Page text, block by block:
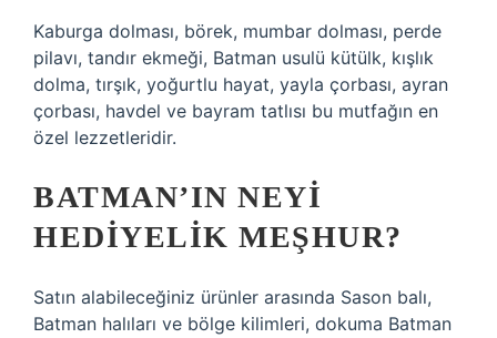
Kaburga dolması, börek, mumbar dolması, perde
pilavı, tandır ekmeği, Batman usulü kütülk, kışlık
dolma, tırşık, yoğurtlu hayat, yayla çorbası, ayran
çorbası, havdel ve bayram tatlısı bu mutfağın en
özel lezzetleridir.
BATMAN’IN NEYI
HEDIYELIK MEŞHUR?
Satın alabileceğiniz ürünler arasında Sason balı,
Batman halıları ve bölge kilimleri, dokuma Batman